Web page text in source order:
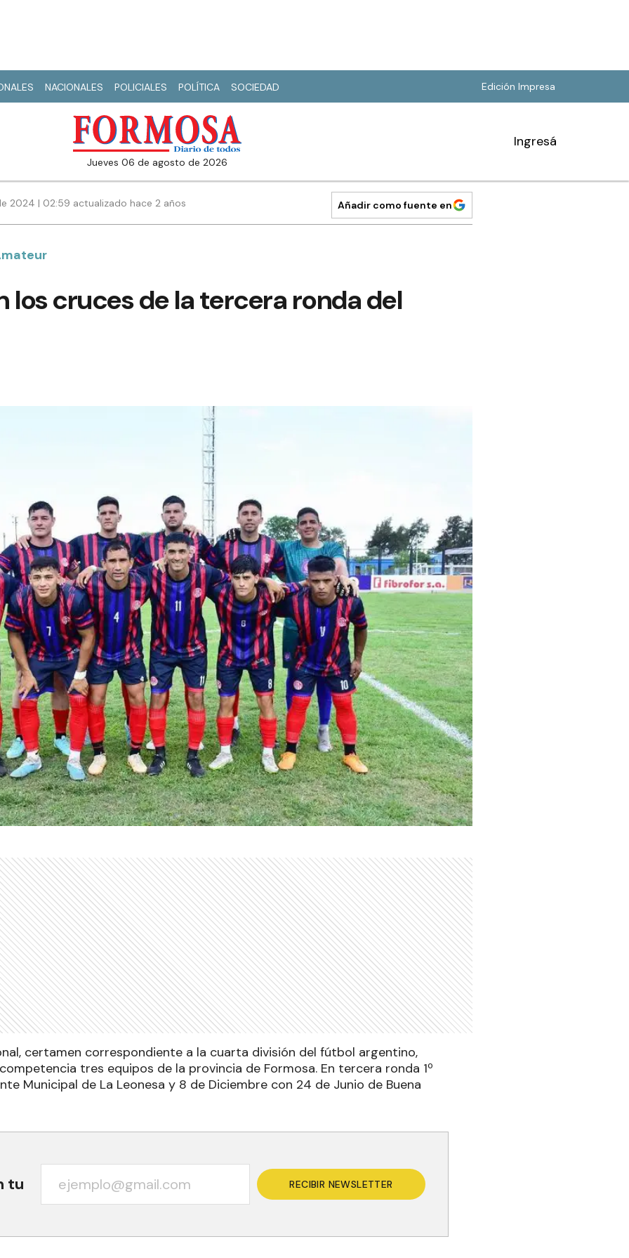
NACIONALES POLICIALES POLÍTICA SOCIEDAD Edición Impresa
jueves 06 de agosto de 2026
Ingresá
2024 | 02:59 actualizado hace 2 años Añadir como fuente en
los cruces de la tercera ronda del
certamen correspondiente a la cuarta división del fútbol argentino,
tres equipos de la provincia de Formosa. En tercera ronda 1º
Municipal de La Leonesa y 8 de Diciembre con 24 de Junio de Buena
tu RECIBIR NEWSLETTER